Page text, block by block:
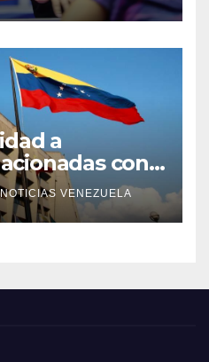
a
con
por los
NOTICIAS VENEZUELA